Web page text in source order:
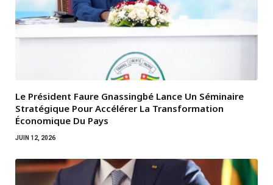
Le Président Faure Gnassingbé Lance Un Séminaire
Stratégique Pour Accélérer La Transformation
Économique Du Pays
JUIN 12, 2026